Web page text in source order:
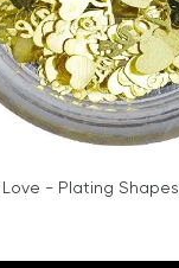
Love - Plating Shapes